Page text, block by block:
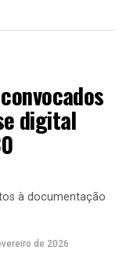
digital
à documentação
de 2026